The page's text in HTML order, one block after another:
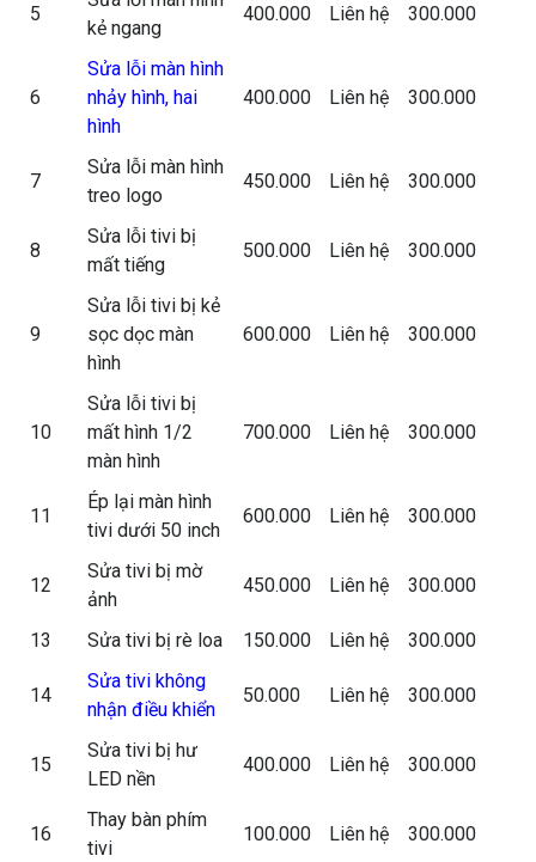
5
kẻ ngang
400.000 Liên hệ 300.000
6
Sửa lỗi màn hình
nhảy hình, hai
hình
400.000 Liên hệ 300.000
7
Sửa lỗi màn hình
treo logo
450.000 Liên hệ 300.000
8
Sửa lỗi tivi bị
mất tiếng
500.000 Liên hệ 300.000
9
Sửa lỗi tivi bị kẻ
sọc dọc màn
hình
600.000 Liên hệ 300.000
10
Sửa lỗi tivi bị
mất hình 1/2
màn hình
700.000 Liên hệ 300.000
11
Ép lại màn hình
tivi dưới 50 inch
600.000 Liên hệ 300.000
12
Sửa tivi bị mờ
ảnh
450.000 Liên hệ 300.000
13 Sửa tivi bị rè loa 150.000 Liên hệ 300.000
14
Sửa tivi không
nhận điều khiển
50.000 Liên hệ 300.000
15
Sửa tivi bị hư
LED nền
400.000 Liên hệ 300.000
16
Thay bàn phím
tivi
100.000 Liên hệ 300.000